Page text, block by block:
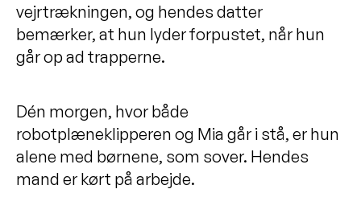
vejrtrækningen, og hendes datter
bemærker, at hun lyder forpustet, når hun
går op ad trapperne.
Dén morgen, hvor både
robotplæneklipperen og Mia går i stå, er hun
alene med børnene, som sover. Hendes
mand er kørt på arbejde.